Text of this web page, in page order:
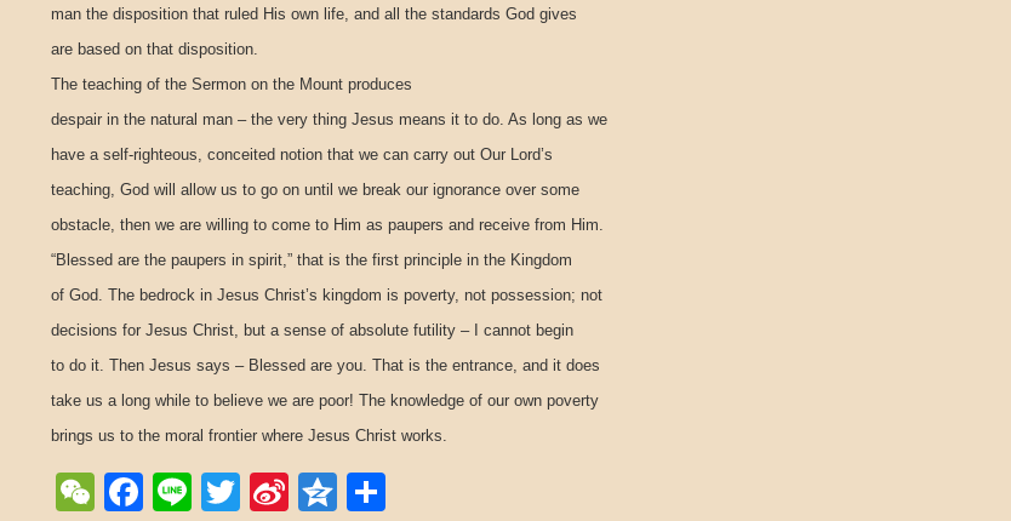
man the disposition that ruled His own life, and all the standards God gives
are based on that disposition.
The teaching of the Sermon on the Mount produces
despair in the natural man – the very thing Jesus means it to do. As long as we
have a self-righteous, conceited notion that we can carry out Our Lord’s
teaching, God will allow us to go on until we break our ignorance over some
obstacle, then we are willing to come to Him as paupers and receive from Him.
“Blessed are the paupers in spirit,” that is the first principle in the Kingdom
of God. The bedrock in Jesus Christ’s kingdom is poverty, not possession; not
decisions for Jesus Christ, but a sense of absolute futility – I cannot begin
to do it. Then Jesus says – Blessed are you. That is the entrance, and it does
take us a long while to believe we are poor! The knowledge of our own poverty
brings us to the moral frontier where Jesus Christ works.
WeChat
Facebook
LineTwitterSinaQzone